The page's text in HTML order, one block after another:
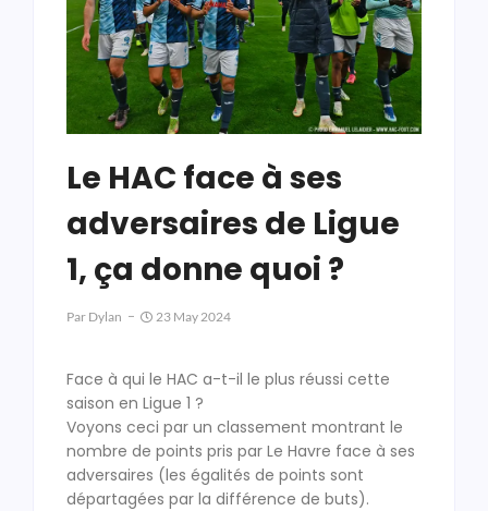
Le HAC face à ses
adversaires de Ligue
1, ça donne quoi ?
Par Dylan 23 May 2024
Face à qui le HAC a-t-il le plus réussi cette
saison en Ligue 1 ?
Voyons ceci par un classement montrant le
nombre de points pris par Le Havre face à ses
adversaires (les égalités de points sont
départagées par la différence de buts).